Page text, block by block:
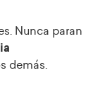
Nunca paran
demás.